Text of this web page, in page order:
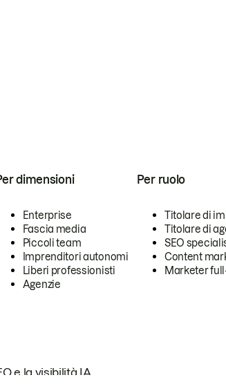
dimensioni
Enterprise
Fascia media
Piccoli team
Imprenditori autonomi
Liberi professionisti
Agenzie
Per ruolo
Titolare di
Titolare di
SEO
Content
Marketer
e la visibilità IA.